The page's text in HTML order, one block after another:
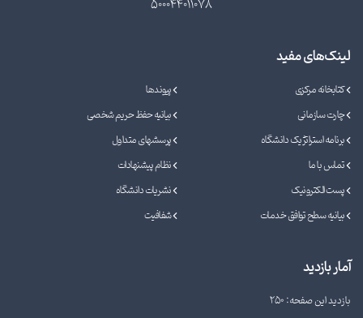
500044011078
لینک‌های مفید
کتابخانه مرکزی
پیوندها
چارت سازمانی
بیانیه حفظ حریم شخصی
برنامه استراتژیک دانشگاه
پرسشهای متداول
تماس با ما
نظام پیشنهادات
پست الکترونیک
نشریات دانشگاه
بیانیه سطح توافق خدمات
شفافیت
آمار بازدید
بازدید این صفحه: 250